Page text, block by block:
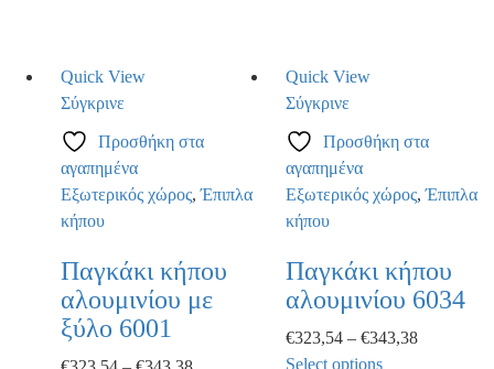
Quick View
Σύγκρινε
Προσθήκη στα
αγαπημένα
Εξωτερικός χώρος,Έπιπλα
κήπου
Παγκάκι κήπου
αλουμινίου με
ξύλο 6001
Quick View
Σύγκρινε
Προσθήκη στα
αγαπημένα
Εξωτερικός χώρος,Έπιπλα
κήπου
Παγκάκι κήπου
αλουμινίου 6034
€323,54 – €343,38
Select options